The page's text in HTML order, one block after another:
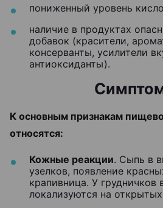
пониженный уровень
наличие в продуктах
добавок (красители,
консерванты, усилители
антиоксиданты).
К основным признакам
относятся:
Кожные реакции. Сыпь в
узелков, появление
крапивница. У
локализуются на